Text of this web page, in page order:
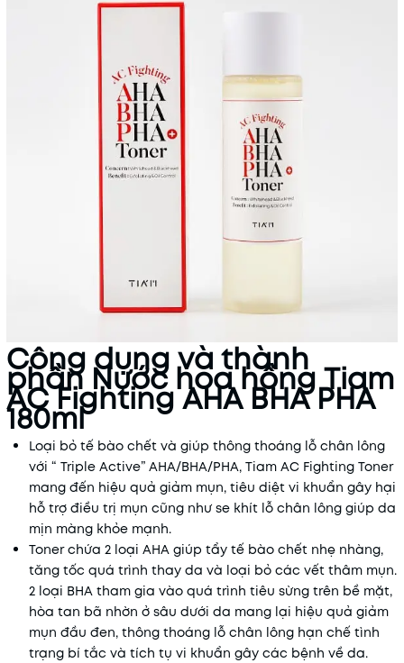
Công dụng và thành
phần Nước hoa hồng Tiam
AC Fighting AHA BHA PHA
180ml
Loại bỏ tế bào chết và giúp thông thoáng lỗ chân lông
với “ Triple Active” AHA/BHA/PHA, Tiam AC Fighting Toner
mang đến hiệu quả giảm mụn, tiêu diệt vi khuẩn gây hại
hỗ trợ điều trị mụn cũng như se khít lỗ chân lông giúp da
mịn màng khỏe mạnh.
Toner chứa 2 loại AHA giúp tẩy tế bào chết nhẹ nhàng,
tăng tốc quá trình thay da và loại bỏ các vết thâm mụn.
2 loại BHA tham gia vào quá trình tiêu sừng trên bề mặt,
hòa tan bã nhờn ở sâu dưới da mang lại hiệu quả giảm
mụn đầu đen, thông thoáng lỗ chân lông hạn chế tình
trạng bí tắc và tích tụ vi khuẩn gây các bệnh về da.